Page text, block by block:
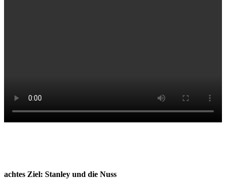
achtes Ziel: Stanley und die Nuss